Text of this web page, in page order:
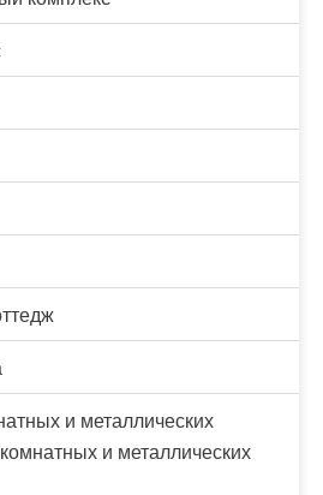
и металлических
и металлических